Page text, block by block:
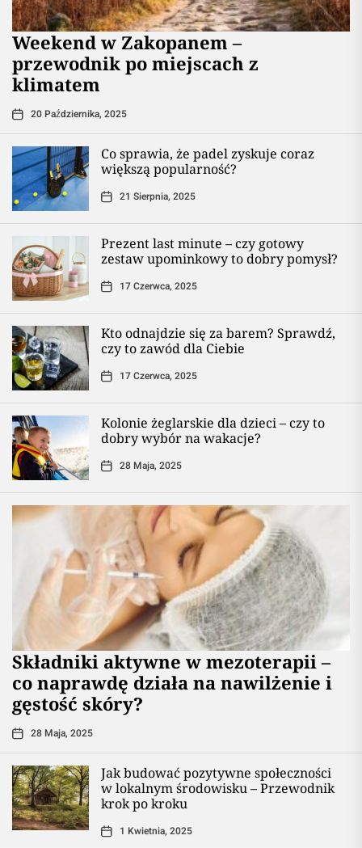
Weekend w Zakopanem –
przewodnik po miejscach z
klimatem
20 Października, 2025
Co sprawia, że padel zyskuje coraz
większą popularność?
21 Sierpnia, 2025
Prezent last minute – czy gotowy
zestaw upominkowy to dobry pomysł?
17 Czerwca, 2025
Kto odnajdzie się za barem? Sprawdź,
czy to zawód dla Ciebie
17 Czerwca, 2025
Kolonie żeglarskie dla dzieci – czy to
dobry wybór na wakacje?
28 Maja, 2025
Składniki aktywne w mezoterapii –
co naprawdę działa na nawilżenie i
gęstość skóry?
28 Maja, 2025
Jak budować pozytywne społeczności
w lokalnym środowisku – Przewodnik
krok po kroku
1 Kwietnia, 2025